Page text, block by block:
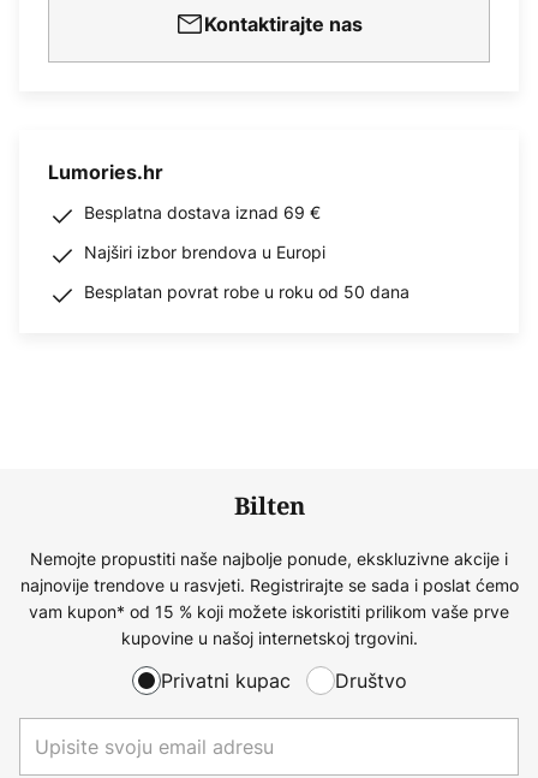
Kontaktirajte nas
Lumories.hr
Besplatna dostava iznad 69 €
Najširi izbor brendova u Europi
Besplatan povrat robe u roku od 50 dana
Bilten
Nemojte propustiti naše najbolje ponude, ekskluzivne akcije i
najnovije trendove u rasvjeti. Registrirajte se sada i poslat ćemo
vam kupon* od 15 % koji možete iskoristiti prilikom vaše prve
kupovine u našoj internetskoj trgovini.
Privatni kupac Društvo